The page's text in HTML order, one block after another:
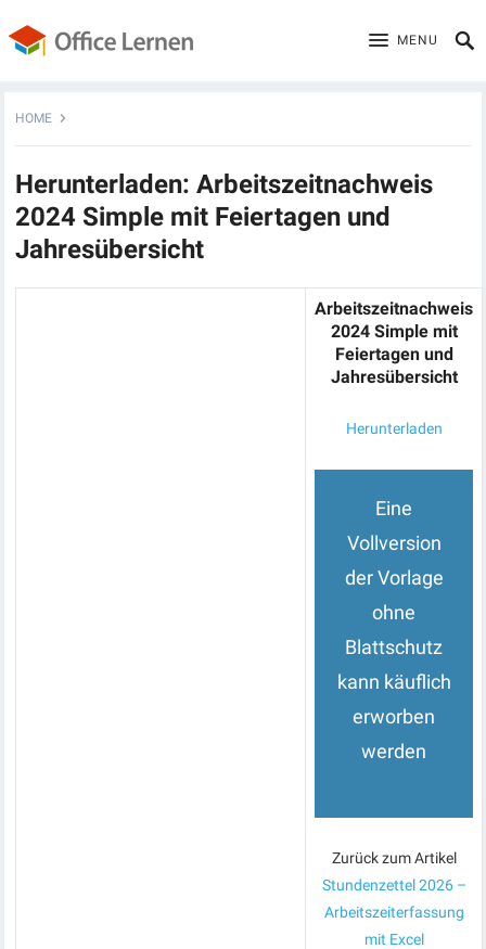
MENU
HOME
Herunterladen: Arbeitszeitnachweis
2024 Simple mit Feiertagen und
Jahresübersicht
Arbeitszeitnachweis
2024 Simple mit
Feiertagen und
Jahresübersicht
Herunterladen
Eine
Vollversion
der Vorlage
ohne
Blattschutz
kann käuflich
erworben
werden
Zurück zum Artikel
Stundenzettel 2026 –
Arbeitszeiterfassung
mit Excel